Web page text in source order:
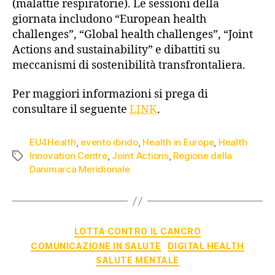
(malattie respiratorie). Le sessioni della
giornata includono “European health
challenges”, “Global health challenges”, “Joint
Actions and sustainability” e dibattiti su
meccanismi di sostenibilità transfrontaliera.
Per maggiori informazioni si prega di
consultare il seguente LINK.
EU4Health, evento ibrido, Health in Europe, Health
Innovation Centre, Joint Actions, Regione della
Danimarca Meridionale
LOTTA CONTRO IL CANCRO
COMUNICAZIONE IN SALUTE
DIGITAL HEALTH
SALUTE MENTALE